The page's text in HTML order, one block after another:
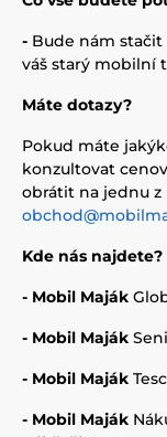
- Bude nám stačit
váš starý mobilní
Máte dotazy?
Pokud máte
konzultovat
obrátit na jednu
Kde nás najdete?
- Mobil Maják
- Mobil Maják
- Mobil Maják
- Mobil Maják